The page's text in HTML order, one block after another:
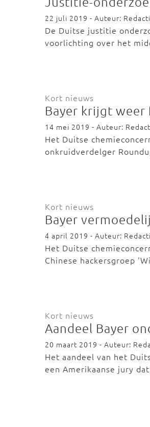
22 juli 2019 - Auteur:
De Duitse justitie
voorlichting over het
Kort nieuws
Bayer krijgt weer
14 mei 2019 - Auteur:
Het Duitse
onkruidverdelger
Kort nieuws
Bayer
4 april 2019 - Auteur:
Het Duitse
Chinese hackersgroep
Kort nieuws
Aandeel Bayer
20 maart 2019 - Auteur:
Het aandeel van het
een Amerikaanse jury